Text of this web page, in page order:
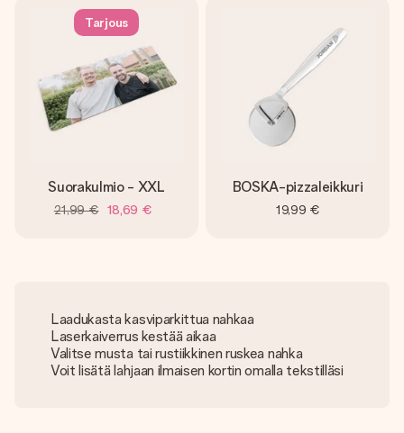
Tarjous
Suorakulmio - XXL
21,99 € 18,69 €
BOSKA-pizzaleikkuri
19,99 €
Laadukasta kasviparkittua nahkaa
Laserkaiverrus kestää aikaa
Valitse musta tai rustiikkinen ruskea nahka
Voit lisätä lahjaan ilmaisen kortin omalla tekstilläsi